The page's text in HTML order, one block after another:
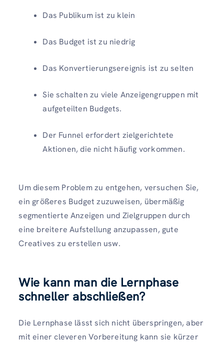
Das Publikum ist zu klein
Das Budget ist zu niedrig
Das Konvertierungsereignis ist zu selten
Sie schalten zu viele Anzeigengruppen mit
aufgeteilten Budgets.
Der Funnel erfordert zielgerichtete
Aktionen, die nicht häufig vorkommen.
Um diesem Problem zu entgehen, versuchen Sie,
ein größeres Budget zuzuweisen, übermäßig
segmentierte Anzeigen und Zielgruppen durch
eine breitere Aufstellung anzupassen, gute
Creatives zu erstellen usw.
Wie kann man die Lernphase
schneller abschließen?
Die Lernphase lässt sich nicht überspringen, aber
mit einer cleveren Vorbereitung kann sie kürzer